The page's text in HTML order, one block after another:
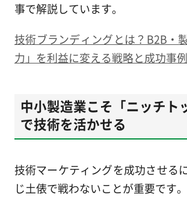
事で解説しています。
技術ブランディングとは？B2B・
力」を利益に変える戦略と成功事例
中小製造業こそ「ニッチト
で技術を活かせる
技術マーケティングを成功させる
じ土俵で戦わないことが重要です。